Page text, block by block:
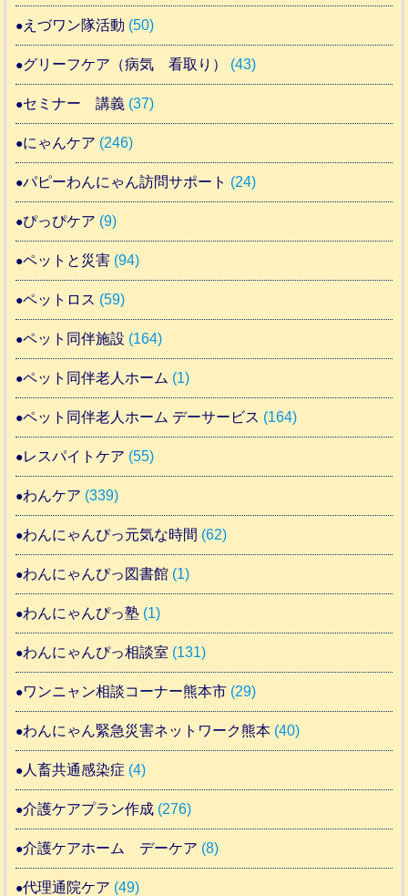
えづワン隊活動 (50)
グリーフケア（病気 看取り） (43)
セミナー 講義 (37)
にゃんケア (246)
パピーわんにゃん訪問サポート (24)
ぴっぴケア (9)
ペットと災害 (94)
ペットロス (59)
ペット同伴施設 (164)
ペット同伴老人ホーム (1)
ペット同伴老人ホーム デーサービス (164)
レスパイトケア (55)
わんケア (339)
わんにゃんぴっ元気な時間 (62)
わんにゃんぴっ図書館 (1)
わんにゃんぴっ塾 (1)
わんにゃんぴっ相談室 (131)
ワンニャン相談コーナー熊本市 (29)
わんにゃん緊急災害ネットワーク熊本 (40)
人畜共通感染症 (4)
介護ケアプラン作成 (276)
介護ケアホーム デーケア (8)
代理通院ケア (49)